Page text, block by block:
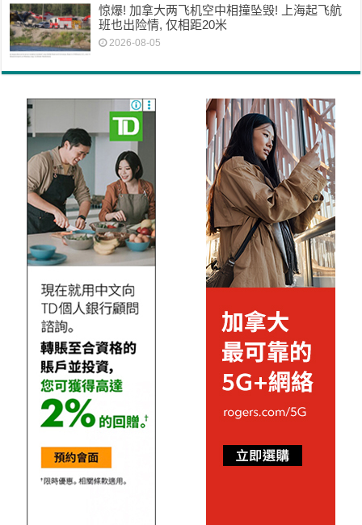
惊爆! 加拿大两飞机空中相撞坠毁! 上海起飞航
班也出险情, 仅相距20米
2026-08-05